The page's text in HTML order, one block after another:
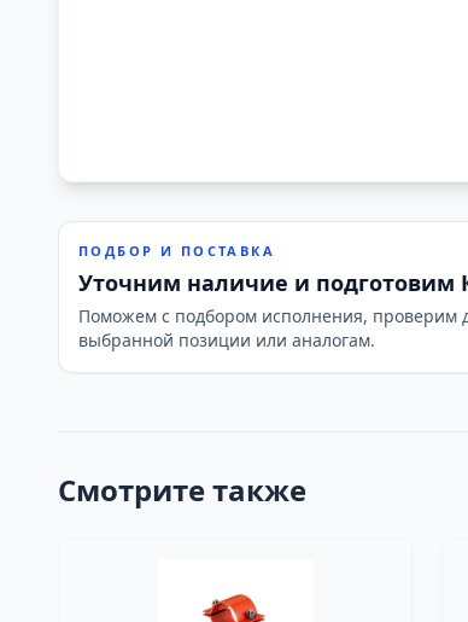
ПОДБОР И ПОСТАВКА
Уточним наличие и подготовим
Поможем с подбором исполнения, проверим
выбранной позиции или аналогам.
Смотрите также